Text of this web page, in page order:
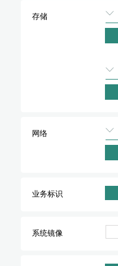
存储
网络
业务标识
系统镜像